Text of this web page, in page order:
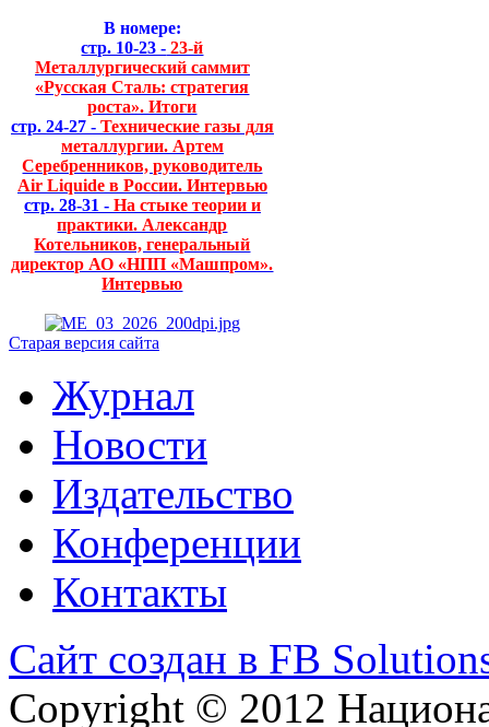
В номере:
стр. 10-23 - 23-й
Металлургический саммит
«Русская Сталь: стратегия
роста». Итоги
стр. 24-27 - Технические газы для
металлургии. Артем
Серебренников, руководитель
Air Liquide в России. Интервью
стр. 28-31 - На стыке теории и
практики. Александр
Котельников, генеральный
директор АО «НПП «Машпром».
Интервью
Старая версия сайта
Журнал
Новости
Издательство
Конференции
Контакты
Сайт создан в FB
Copyright © 2012